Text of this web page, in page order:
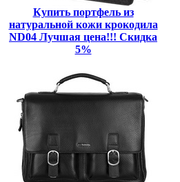
Купить портфель из
натуральной кожи крокодила
ND04 Лучшая цена!!! Скидка
5%